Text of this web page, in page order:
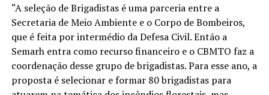
“A seleção de Brigadistas é uma parceria entre a
Secretaria de Meio Ambiente e o Corpo de Bombeiros,
que é feita por intermédio da Defesa Civil. Então a
Semarh entra como recurso financeiro e o CBMTO faz a
coordenação desse grupo de brigadistas. Para esse ano, a
proposta é selecionar e formar 80 brigadistas para